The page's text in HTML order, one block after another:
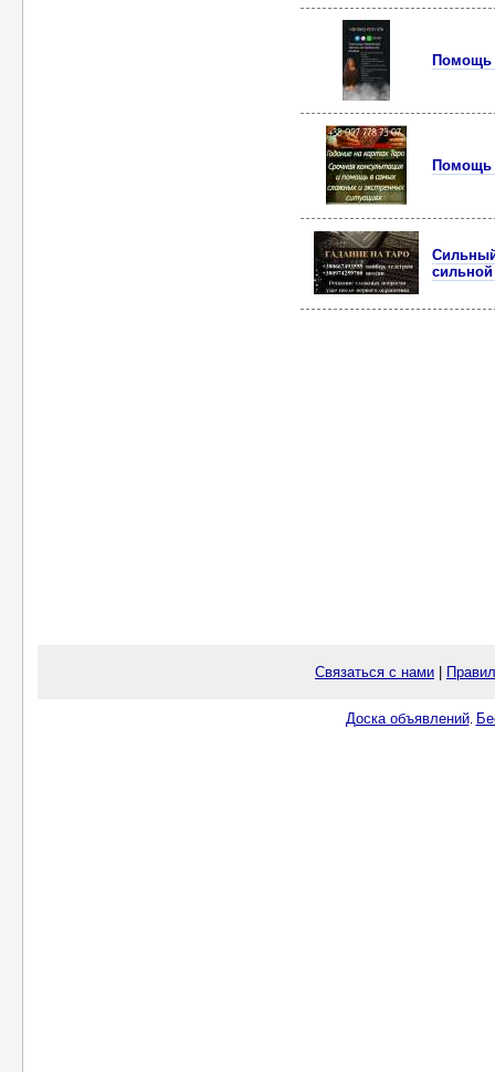
Помощь
Помощь
Связаться с нами
Доска объявлений.